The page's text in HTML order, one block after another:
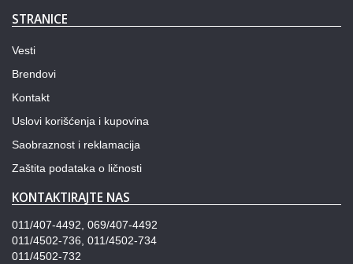
STRANICE
Vesti
Brendovi
Kontakt
Uslovi korišćenja i kupovina
Saobraznost i reklamacija
Zaštita podataka o ličnosti
KONTAKTIRAJTE NAS
011/407-4492, 069/407-4492
011/4502-736, 011/4502-734
011/4502-732